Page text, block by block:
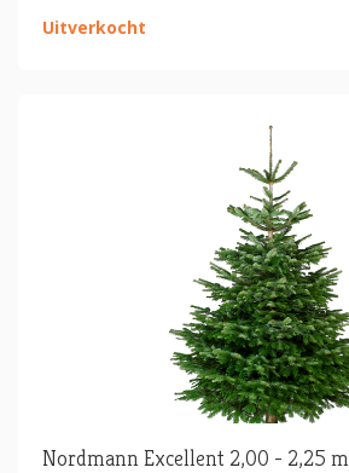
Uitverkocht
Nordmann Excellent 2,00 - 2,25 m